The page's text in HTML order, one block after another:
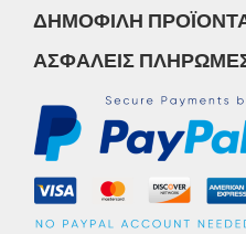
ΔΗΜΟΦΙΛΉ
ΑΣΦΑΛΕΊΣ